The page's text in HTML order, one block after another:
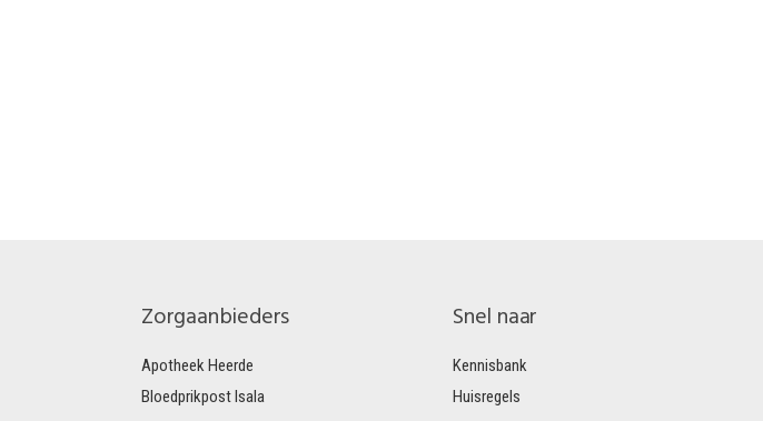
Zorgaanbieders
Apotheek Heerde
Bloedprikpost Isala
Snel naar
Kennisbank
Huisregels